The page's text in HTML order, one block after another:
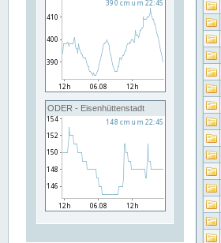
ODER - Eisenhüttenstadt